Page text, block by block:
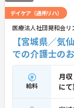
デイケア（通所リハ）
医療法人社団晃和会リ
【宮城県／
での介護士の
給料
月収
にて